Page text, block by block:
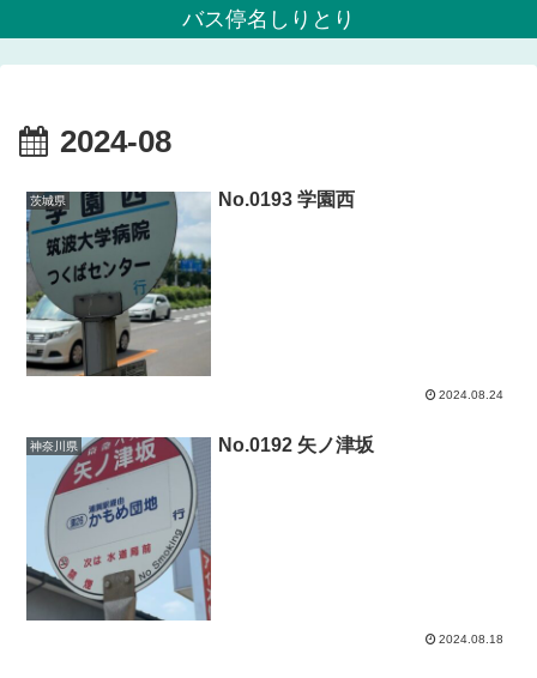
バス停名しりとり
2024-08
茨城県 No.0193 学園西
2024.08.24
神奈川県 No.0192 矢ノ津坂
2024.08.18